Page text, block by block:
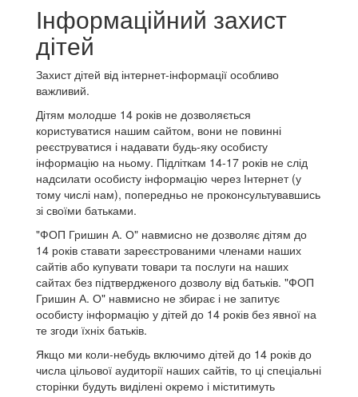
Інформаційний захист
дітей
Захист дітей від інтернет-інформації особливо
важливий.
Дітям молодше 14 років не дозволяється
користуватися нашим сайтом, вони не повинні
реєструватися і надавати будь-яку особисту
інформацію на ньому. Підліткам 14-17 років не слід
надсилати особисту інформацію через Інтернет (у
тому числі нам), попередньо не проконсультувавшись
зі своїми батьками.
"ФОП Гришин А. О" навмисно не дозволяє дітям до
14 років ставати зареєстрованими членами наших
сайтів або купувати товари та послуги на наших
сайтах без підтвердженого дозволу від батьків. "ФОП
Гришин А. О" навмисно не збирає і не запитує
особисту інформацію у дітей до 14 років без явної на
те згоди їхніх батьків.
Якщо ми коли-небудь включимо дітей до 14 років до
числа цільової аудиторії наших сайтів, то ці спеціальні
сторінки будуть виділені окремо і міститимуть